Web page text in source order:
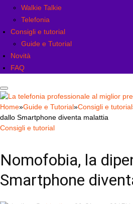
Walkie Talkie
Telefonia
Consigli e tutorial
Guide e Tutorial
Novità
FAQ
Home»Guide e Tutorial»Consigli e tutorial
dallo Smartphone diventa malattia
Consigli e tutorial
Nomofobia, la
Smartphone